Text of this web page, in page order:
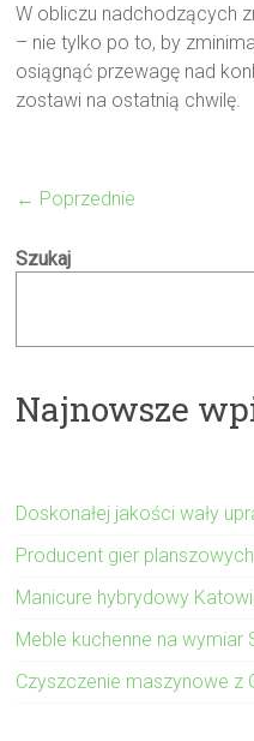
W obliczu nadchodzących
– nie tylko po to, by
osiągnąć przewagę nad
zostawi na ostatnią chwilę.
← Poprzednie
Szukaj
Najnowsze
Doskonałej jakości wały
Producent gier
Manicure hybrydowy
Meble kuchenne na wymiar
Czyszczenie maszynowe z